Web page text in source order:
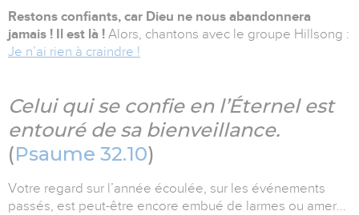
Restons confiants, car Dieu ne nous abandonnera
jamais ! Il est là ! Alors, chantons avec le groupe Hillsong :
Je n’ai rien à craindre !
Celui qui se confie en l’Éternel est
entouré de sa bienveillance.
(Psaume 32.10)
Votre regard sur l’année écoulée, sur les événements
passés, est peut-être encore embué de larmes ou amer...